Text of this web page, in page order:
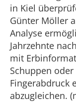
in Kiel
Günter Möller
Analyse
Jahrzehnte
mit
Schuppen
Fingerabdruck
abzugleichen.